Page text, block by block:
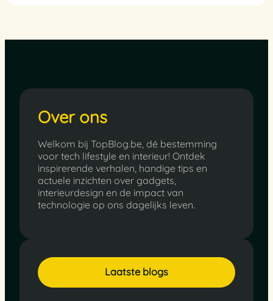
Over ons
Welkom bij TopBlog.be, dé bestemming
voor tech lifestyle en interieur! Ontdek
inspirerende verhalen, handige tips en
actuele inzichten over gadgets,
interieurdesign en de impact van
technologie op ons dagelijks leven.
Laatste blogs